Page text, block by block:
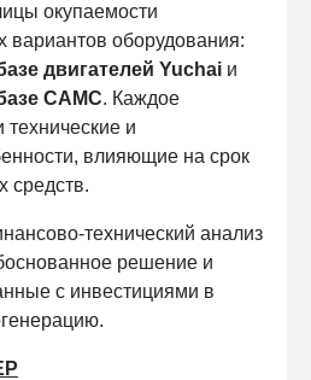
окупаемости
вариантов оборудования:
двигателей Yuchai и
CAMC. Каждое
и
влияющие на срок
средств.
технический анализ
решение и
с инвестициями в